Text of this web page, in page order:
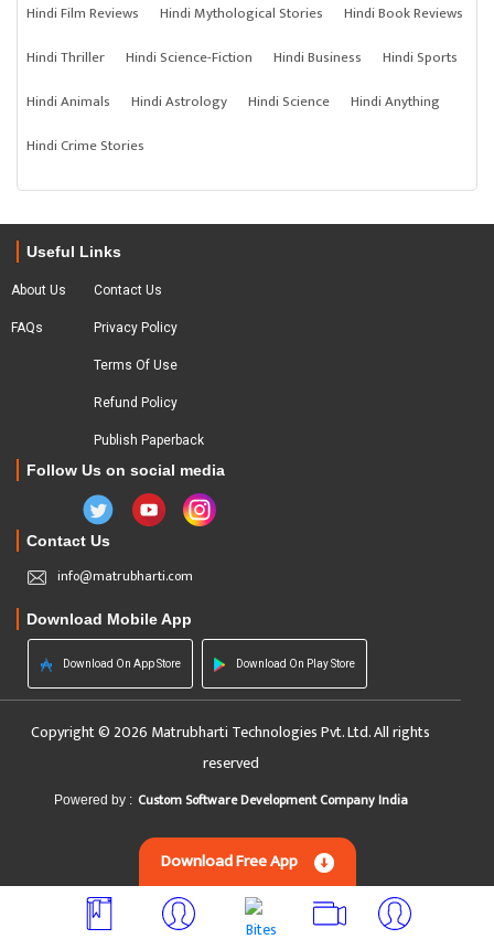
Hindi Film Reviews
Hindi Mythological Stories
Hindi Book Reviews
Hindi Thriller
Hindi Science-Fiction Hindi Business
Hindi Sports
Hindi Animals
Hindi Astrology Hindi Science
Hindi Anything
Hindi Crime Stories
Useful Links
About Us
FAQs
Contact Us
Privacy Policy
Terms Of Use
Refund Policy
Publish Paperback
Follow Us on social media
Contact Us
info@matrubharti.com
Download Mobile App
Download On App Store Download On Play Store
Copyright © 2026 Matrubharti Technologies Pvt. Ltd. All rights
reserved
Powered by : Custom Software Development Company India
Download Free App